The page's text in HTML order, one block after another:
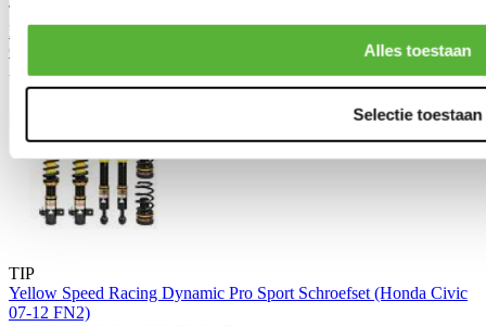
Alles toestaan
Selectie toestaan
TIP
KW Suspension Schroefset Variant 1 Inox Line incl. TUV (Honda
Civic 07-12 Type R)
Artikelcode: 10250021
TIP
Yellow Speed Racing Dynamic Pro Sport Schroefset (Honda Civic
07-12 FN2)